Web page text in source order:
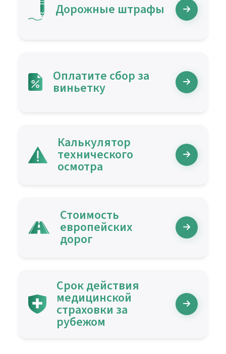
Дорожные штрафы
Оплатите сбор за
виньетку
Калькулятор
технического
осмотра
Стоимость
европейских
дорог
Срок действия
медицинской
страховки за
рубежом